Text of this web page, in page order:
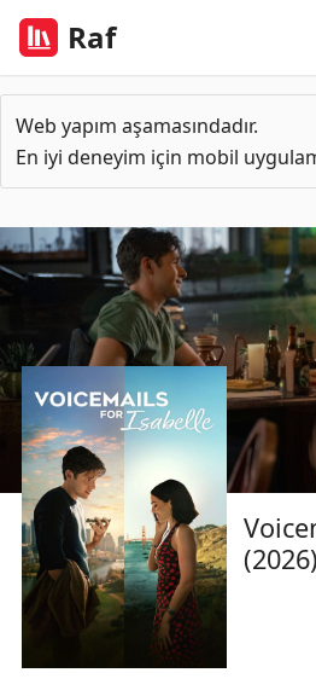
Raf
Web yapım aşamasındadır.
En iyi deneyim için mobil
(2026)